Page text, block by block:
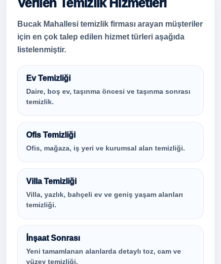
Verilen Temizlik Hizmetleri
Bucak Mahallesi temizlik firması arayan müşteriler
için en çok talep edilen hizmet türleri aşağıda
listelenmiştir.
Ev Temizliği
Daire, boş ev, taşınma öncesi ve taşınma sonrası
temizlik.
Ofis Temizliği
Ofis, mağaza, iş yeri ve kurumsal alan temizliği.
Villa Temizliği
Villa, yazlık, bahçeli ev ve geniş yaşam alanları
temizliği.
İnşaat Sonrası
Yeni tamamlanan alanlarda detaylı toz, cam ve
yüzey temizliği.